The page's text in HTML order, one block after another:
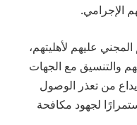
الإجرامي.
المجني عليهم لأهليتهم،
والتنسيق مع الجهات
إيداع من تعذر الوصول
لجهود مكافحة